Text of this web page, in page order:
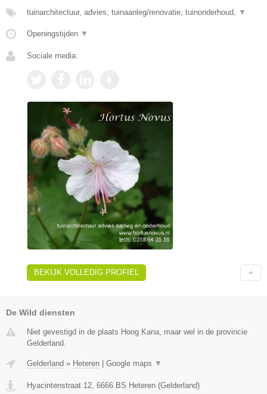
tuinarchitectuur, advies, tuinaanleg/renovatie, tuinonderhoud, ▼
Openingstijden ▼
Sociale media:
BEKIJK VOLLEDIG PROFIEL
De Wild diensten
Niet gevestigd in de plaats Hoog Kana, maar wel in de provincie
Gelderland.
Gelderland » Heteren Google maps ▼
Hyacintenstraat 12, 6666 BS Heteren (Gelderland)